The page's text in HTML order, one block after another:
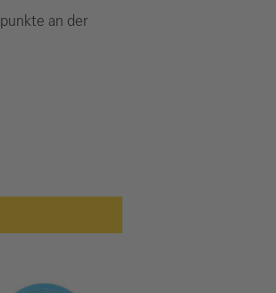
an der